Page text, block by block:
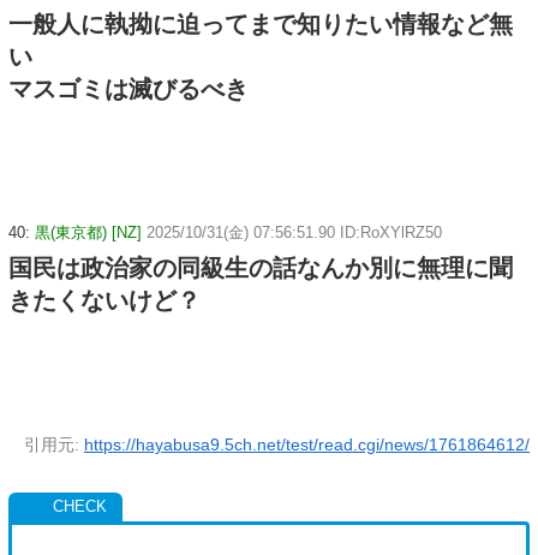
一般人に執拗に迫ってまで知りたい情報など無
い
マスゴミは滅びるべき
40: 黒(東京都) [NZ] 2025/10/31(金) 07:56:51.90 ID:RoXYlRZ50
国民は政治家の同級生の話なんか別に無理に聞
きたくないけど？
引用元: https://hayabusa9.5ch.net/test/read.cgi/news/1761864612/